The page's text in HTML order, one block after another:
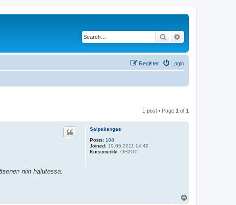
Search
Login
Register
1 post • Page 1 of 1
Salpakangas
Posts: 108
Joined: 19.06.2011 14:49
Kutsumerkki: OH2OP
niin halutessa.